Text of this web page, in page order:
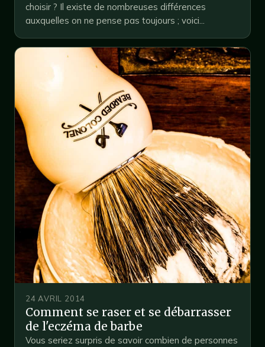
choisir ? Il existe de nombreuses différences
auxquelles on ne pense pas toujours ; voici...
24 AVRIL 2014
Comment se raser et se débarrasser
de l'eczéma de barbe
Vous seriez surpris de savoir combien de personnes